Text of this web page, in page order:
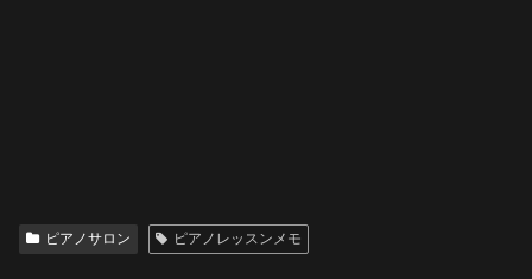
ピアノサロン ピアノレッスンメモ